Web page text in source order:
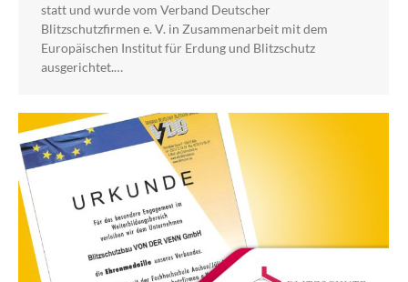
statt und wurde vom Verband Deutscher
Blitzschutzfirmen e. V. in Zusammenarbeit mit dem
Europäischen Institut für Erdung und Blitzschutz
ausgerichtet.…